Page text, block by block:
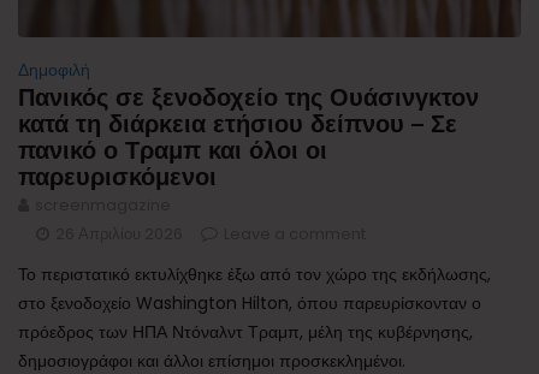
Δημοφιλή
Πανικός σε ξενοδοχείο της Ουάσινγκτον
κατά τη διάρκεια ετήσιου δείπνου – Σε
πανικό ο Τραμπ και όλοι οι
παρευρισκόμενοι
Το περιστατικό εκτυλίχθηκε έξω από τον χώρο της εκδήλωσης,
στο ξενοδοχείο Washington Hilton, όπου παρευρίσκονταν ο
πρόεδρος των ΗΠΑ Ντόναλντ Τραμπ, μέλη της κυβέρνησης,
δημοσιογράφοι και άλλοι επίσημοι προσκεκλημένοι.